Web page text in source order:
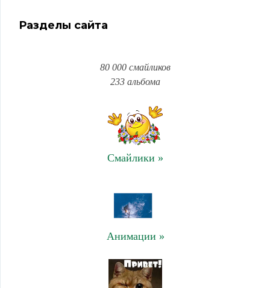
Разделы сайта
80 000 смайликов
233 альбома
Смайлики »
Анимации »